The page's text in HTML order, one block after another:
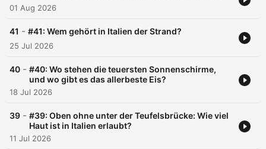
01 Aug 2026
41 - #41: Wem gehört in Italien der Strand?
25 Jul 2026
40 - #40: Wo stehen die teuersten Sonnenschirme,
und wo gibt es das allerbeste Eis?
18 Jul 2026
39 - #39: Oben ohne unter der Teufelsbrücke: Wie viel
Haut ist in Italien erlaubt?
11 Jul 2026